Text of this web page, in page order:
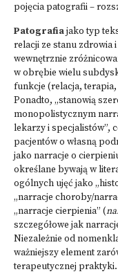
pojęcia patografii –
Patografiajako typ
relacji ze stanu zdrowia
wewnętrznie
w obrębie wielu
funkcje (relacja,
Ponadto, „stanowią
monopolistycznym
lekarzy i specjalistów”,
pacjentów o własną
jako narracje o
określane bywają w
ogólnych ujęć jako
„narracje choroby/
„narracje cierpienia” (
szczegółowe jak
Niezależnie od
ważniejszy element
terapeutycznej